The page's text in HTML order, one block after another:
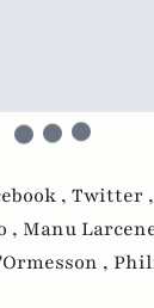
, Twitter ,
, Manu
,